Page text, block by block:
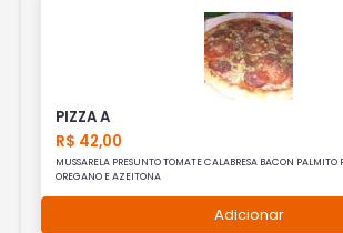
PIZZA A
R$ 42,00
MUSSARELA PRESUNTO TOMATE CALABRESA BACON
OREGANO E AZEITONA
Adicionar